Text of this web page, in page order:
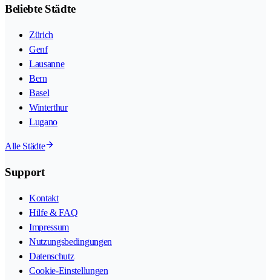
Beliebte Städte
Zürich
Genf
Lausanne
Bern
Basel
Winterthur
Lugano
Alle Städte
Support
Kontakt
Hilfe & FAQ
Impressum
Nutzungsbedingungen
Datenschutz
Cookie-Einstellungen